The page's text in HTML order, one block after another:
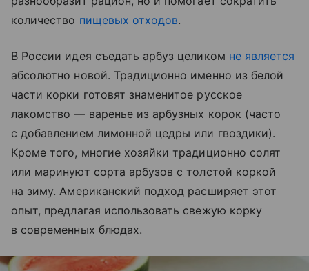
количество пищевых отходов.
В России идея съедать арбуз целиком не является
абсолютно новой. Традиционно именно из белой
части корки готовят знаменитое русское
лакомство — варенье из арбузных корок (часто
с добавлением лимонной цедры или гвоздики).
Кроме того, многие хозяйки традиционно солят
или маринуют сорта арбузов с толстой коркой
на зиму. Американский подход расширяет этот
опыт, предлагая использовать свежую корку
в современных блюдах.